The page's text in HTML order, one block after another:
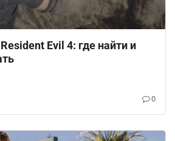
Evil 4: где найти и
0